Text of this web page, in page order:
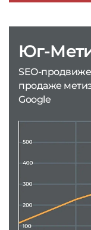
Юг-
SEO-
продаже
Google